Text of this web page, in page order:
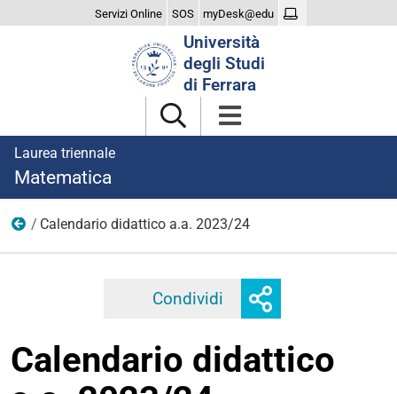
Servizi Online SOS myDesk@edu
Università
degli Studi
di Ferrara
Laurea triennale
Matematica
2023
Calendario didattico a.a. 2023/24
Condividi Facebook
opzioni
di
Calendario didattico